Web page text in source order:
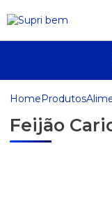
HomeProdutos
Feijão